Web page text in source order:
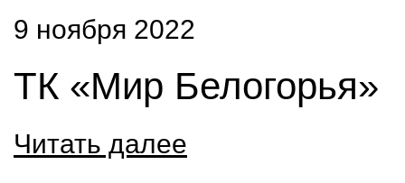
9 ноября 2022
ТК «Мир Белогорья»
Читать далее